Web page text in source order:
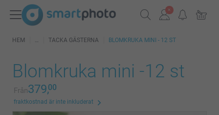
HEM TACKA GÄSTERNA BLOMKRUKA MINI - 12 ST
Blomkruka mini -12 st
Från379,00
fraktkostnad är inte inkluderat